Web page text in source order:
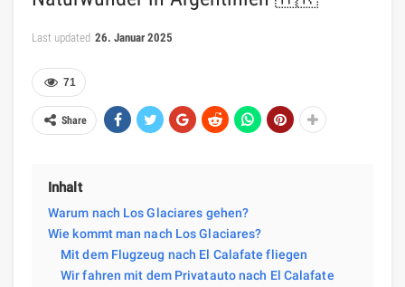
Last updated 26. Januar 2025
71
Share
Inhalt
Warum nach Los Glaciares gehen?
Wie kommt man nach Los Glaciares?
Mit dem Flugzeug nach El Calafate fliegen
Wir fahren mit dem Privatauto nach El Calafate